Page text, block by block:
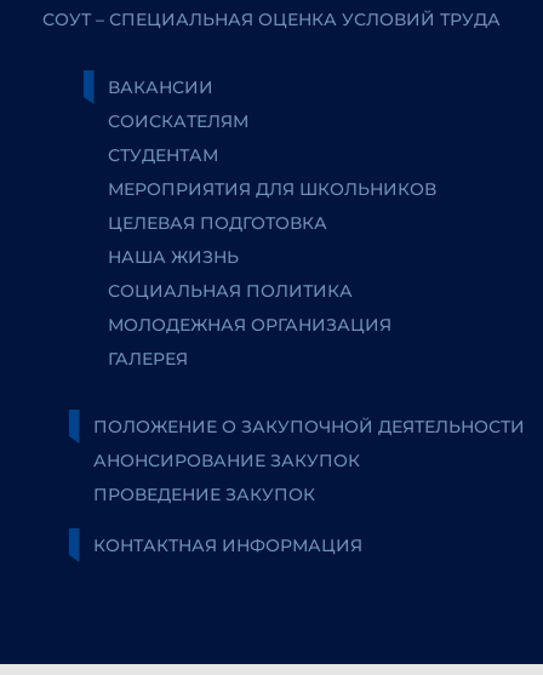
СОУТ – СПЕЦИАЛЬНАЯ ОЦЕНКА УСЛОВИЙ ТРУДА
ВАКАНСИИ
СОИСКАТЕЛЯМ
СТУДЕНТАМ
МЕРОПРИЯТИЯ ДЛЯ ШКОЛЬНИКОВ
ЦЕЛЕВАЯ ПОДГОТОВКА
НАША ЖИЗНЬ
СОЦИАЛЬНАЯ ПОЛИТИКА
МОЛОДЕЖНАЯ ОРГАНИЗАЦИЯ
ГАЛЕРЕЯ
ПОЛОЖЕНИЕ О ЗАКУПОЧНОЙ ДЕЯТЕЛЬНОСТИ
АНОНСИРОВАНИЕ ЗАКУПОК
ПРОВЕДЕНИЕ ЗАКУПОК
КОНТАКТНАЯ ИНФОРМАЦИЯ